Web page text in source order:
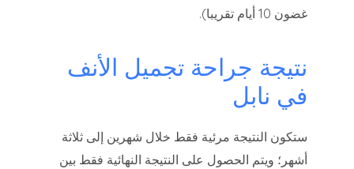
غضون 10 أيام تقريبا).
نتيجة جراحة تجميل الأنف
في نابل
ستكون النتيجة مرئية فقط خلال شهرين إلى ثلاثة
أشهر؛ ويتم الحصول على النتيجة النهائية فقط بين